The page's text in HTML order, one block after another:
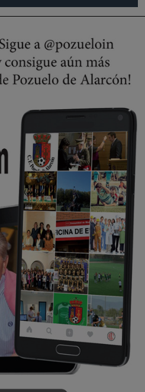
pozuelo?
El comisario de la …